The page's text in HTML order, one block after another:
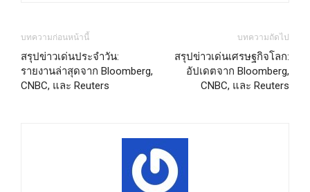
บทความก่อนหน้านี้
สรุปข่าวเด่นประจำวัน:
รายงานล่าสุดจาก Bloomberg,
CNBC, และ Reuters
บทความถัดไป
สรุปข่าวเด่นเศรษฐกิจโลก:
อัปเดตจาก Bloomberg,
CNBC, และ Reuters